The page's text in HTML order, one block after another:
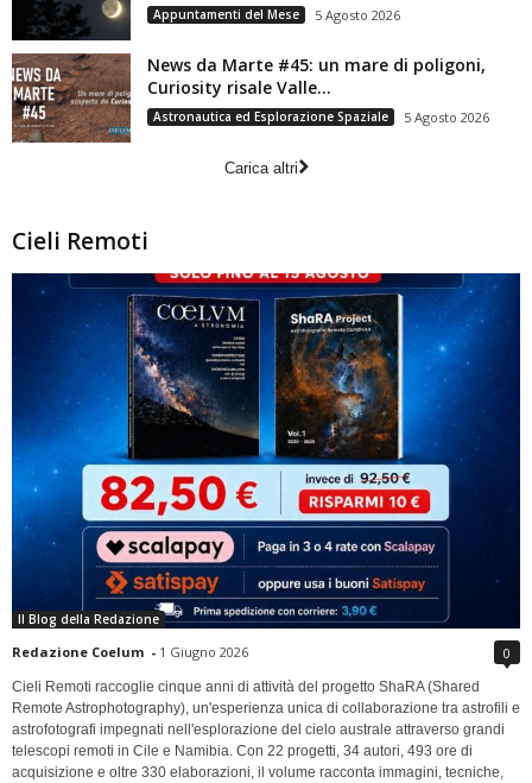
Appuntamenti del Mese 5 Agosto 2026
News da Marte #45: un mare di poligoni,
Curiosity risale Valle...
Astronautica ed Esplorazione Spaziale 5 Agosto 2026
Carica altri
Cieli Remoti
Il Blog della Redazione
Redazione Coelum - 1 Giugno 2026 0
Cieli Remoti raccoglie cinque anni di attività del progetto ShaRA (Shared
Remote Astrophotography), un'esperienza unica di collaborazione tra astrofili e
astrofotografi impegnati nell'esplorazione del cielo australe attraverso grandi
telescopi remoti in Cile e Namibia. Con 22 progetti, 34 autori, 493 ore di
acquisizione e oltre 330 elaborazioni, il volume racconta immagini, tecniche,